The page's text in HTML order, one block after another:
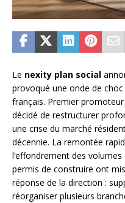
Le nexity plan social
provoqué une onde de
français. Premier
décidé de restructurer
une crise du marché
décennie. La remontée
l’effondrement des
permis de construire ont
réponse de la direction :
réorganiser plusieurs